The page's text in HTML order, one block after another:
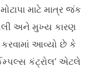
અસલી કારણ,
માટે માત્ર જંક
અને મુખ્ય કારણ
કરવામાં આવ્યો છે કે
કંટ્રોલ’ એટલે